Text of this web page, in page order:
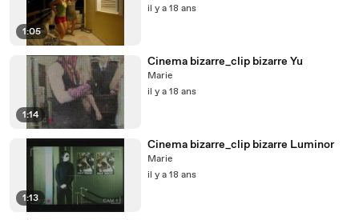
1:05
il y a 18 ans
1:14
Cinema bizarre_clip bizarre Yu
Marie
il y a 18 ans
1:13
Cinema bizarre_clip bizarre Luminor
Marie
il y a 18 ans